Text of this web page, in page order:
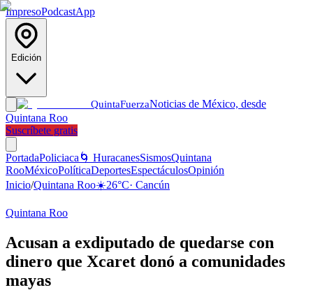
ImpresoPodcastApp
Edición
QuintaFuerzaNoticias de México, desde
Quintana Roo
Suscríbete gratis
PortadaPoliciaca 🌀 HuracanesSismosQuintana
RooMéxicoPolíticaDeportesEspectáculosOpinión
Inicio/Quintana Roo☀️26°C· Cancún
Quintana Roo
Acusan a exdiputado de quedarse con
dinero que Xcaret donó a comunidades
mayas